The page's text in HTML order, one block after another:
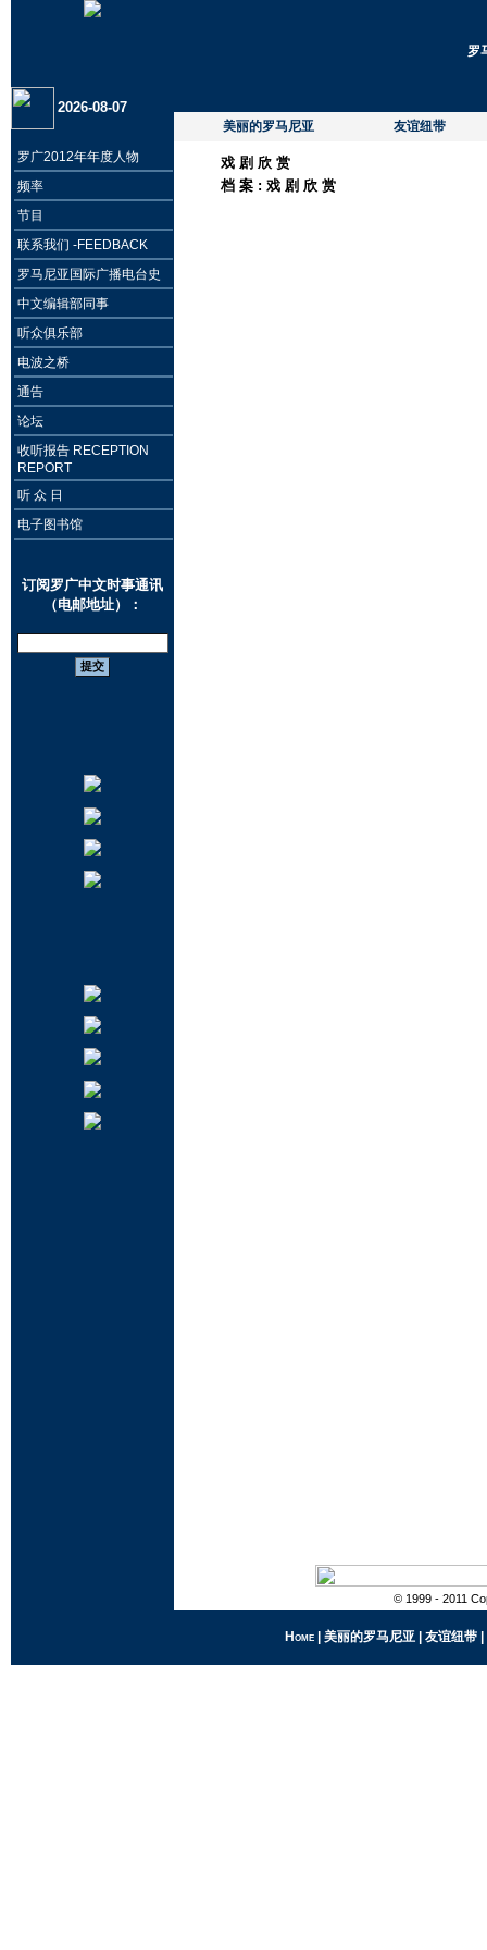
罗
2026-08-07
美丽的罗马尼亚
友谊纽带
罗广2012年年度人物
频率
节目
联系我们 -FEEDBACK
罗马尼亚国际广播电台史
中文编辑部同事
听众俱乐部
电波之桥
通告
论坛
收听报告 RECEPTION
REPORT
听 众 日
电子图书馆
订阅罗广中文时事通讯
（电邮地址）：
戏 剧 欣 赏
档 案 : 戏 剧 欣 赏
© 1999 - 2011
Home 美丽的罗马尼亚 友谊纽带